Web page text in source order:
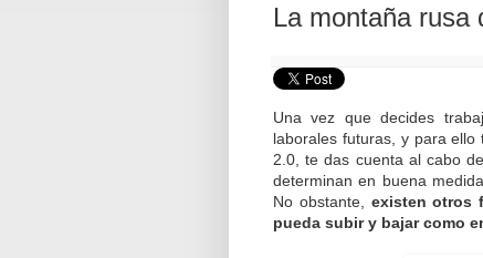
La montaña rusa
Una vez que decides
laborales futuras, y para
2.0, te das cuenta al cabo
determinan en buena
No obstante, existen otros
pueda subir y bajar como